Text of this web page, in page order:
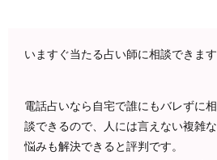
いますぐ当たる占い師に相談できます
電話占いなら自宅で誰にもバレずに相
談できるので、人には言えない複雑な
悩みも解決できると評判です。